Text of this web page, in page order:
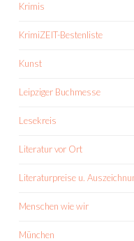
Krimis
KrimiZEIT-Bestenliste
Kunst
Leipziger Buchmesse
Lesekreis
Literatur vor Ort
Literaturpreise u.
Menschen wie wir
München